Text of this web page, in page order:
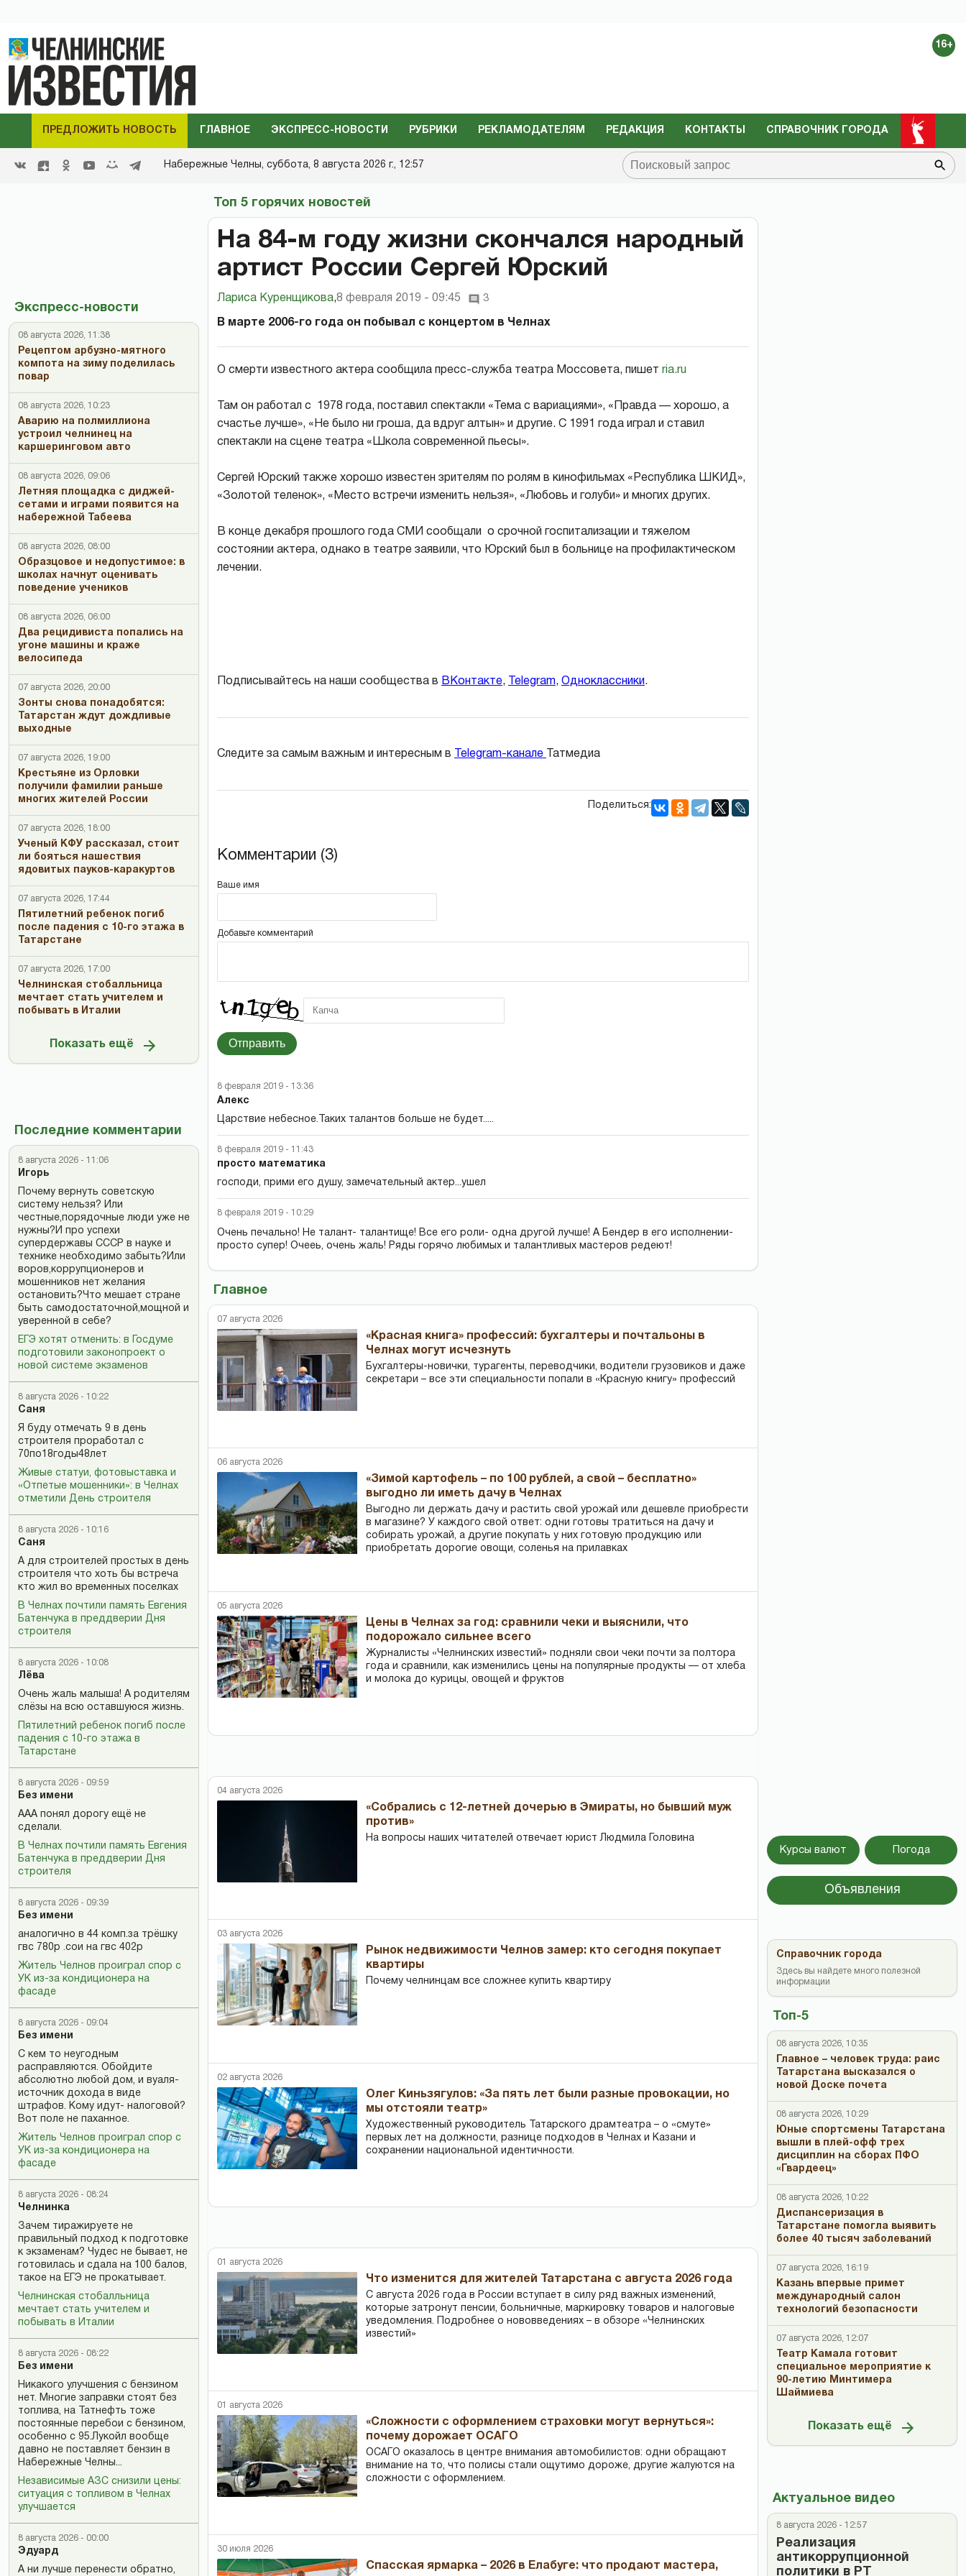
16+
ПРЕДЛОЖИТЬ НОВОСТЬ ГЛАВНОЕ ЭКСПРЕСС-НОВОСТИ РУБРИКИ РЕКЛАМОДАТЕЛЯМ РЕДАКЦИЯ КОНТАКТЫ СПРАВОЧНИК ГОРОДА
Набережные Челны, суббота, 8 августа 2026 г., 12:57
Экспресс-новости
08 августа 2026, 11:38
Рецептом арбузно-мятного
компота на зиму поделилась
повар
08 августа 2026, 10:23
Аварию на полмиллиона
устроил челнинец на
каршеринговом авто
08 августа 2026, 09:06
Летняя площадка с диджей-
сетами и играми появится на
набережной Табеева
08 августа 2026, 08:00
Образцовое и недопустимое: в
школах начнут оценивать
поведение учеников
08 августа 2026, 06:00
Два рецидивиста попались на
угоне машины и краже
велосипеда
07 августа 2026, 20:00
Зонты снова понадобятся:
Татарстан ждут дождливые
выходные
07 августа 2026, 19:00
Крестьяне из Орловки
получили фамилии раньше
многих жителей России
07 августа 2026, 18:00
Ученый КФУ рассказал, стоит
ли бояться нашествия
ядовитых пауков-каракуртов
07 августа 2026, 17:44
Пятилетний ребенок погиб
после падения с 10-го этажа в
Татарстане
07 августа 2026, 17:00
Челнинская стобалльница
мечтает стать учителем и
побывать в Италии
Показать ещё
Последние комментарии
8 августа 2026 - 11:06
Игорь
Почему вернуть советскую
систему нельзя? Или
честные,порядочные люди уже не
нужны?И про успехи
супердержавы СССР в науке и
технике необходимо забыть?Или
воров,коррупционеров и
мошенников нет желания
остановить?Что мешает стране
быть самодостаточной,мощной и
уверенной в себе?
ЕГЭ хотят отменить: в Госдуме
подготовили законопроект о
новой системе экзаменов
8 августа 2026 - 10:22
Саня
Я буду отмечать 9 в день
строителя проработал с
70по18годы48лет
Живые статуи, фотовыставка и
«Отпетые мошенники»: в Челнах
отметили День строителя
8 августа 2026 - 10:16
Саня
А для строителей простых в день
строителя что хоть бы встреча
кто жил во временных поселках
В Челнах почтили память Евгения
Батенчука в преддверии Дня
строителя
8 августа 2026 - 10:08
Лёва
Очень жаль малыша! А родителям
слёзы на всю оставшуюся жизнь.
Пятилетний ребенок погиб после
падения с 10-го этажа в
Татарстане
8 августа 2026 - 09:59
Без имени
ААА понял дорогу ещё не
сделали.
В Челнах почтили память Евгения
Батенчука в преддверии Дня
строителя
8 августа 2026 - 09:39
Без имени
аналогично в 44 комп.за трёшку
гвс 780р .сои на гвс 402р
Житель Челнов проиграл спор с
УК из-за кондиционера на
фасаде
8 августа 2026 - 09:04
Без имени
С кем то неугодным
расправляются. Обойдите
абсолютно любой дом, и вуаля-
источник дохода в виде
штрафов. Кому идут- налоговой?
Вот поле не паханное.
Житель Челнов проиграл спор с
УК из-за кондиционера на
фасаде
8 августа 2026 - 08:24
Челнинка
Зачем тиражируете не
правильный подход к подготовке
к экзаменам? Чудес не бывает, не
готовилась и сдала на 100 балов,
такое на ЕГЭ не прокатывает.
Челнинская стобалльница
мечтает стать учителем и
побывать в Италии
8 августа 2026 - 08:22
Без имени
Никакого улучшения с бензином
нет. Многие заправки стоят без
топлива, на Татнефть тоже
постоянные перебои с бензином,
особенно с 95.Лукойл вообще
давно не поставляет бензин в
Набережные Челны...
Независимые АЗС снизили цены:
ситуация с топливом в Челнах
улучшается
8 августа 2026 - 00:00
Эдуард
А ни лучше перенести обратно,
Топ 5 горячих новостей
На 84-м году жизни скончался народный
артист России Сергей Юрский
Лариса Куренщикова,8 февраля 2019 - 09:45 3
В марте 2006-го года он побывал с концертом в Челнах
О смерти известного актера сообщила пресс-служба театра Моссовета, пишет ria.ru
Там он работал с 1978 года, поставил спектакли «Тема с вариациями», «Правда — хорошо, а
счастье лучше», «Не было ни гроша, да вдруг алтын» и другие. С 1991 года играл и ставил
спектакли на сцене театра «Школа современной пьесы».
Сергей Юрский также хорошо известен зрителям по ролям в кинофильмах «Республика ШКИД»,
«Золотой теленок», «Место встречи изменить нельзя», «Любовь и голуби» и многих других.
В конце декабря прошлого года СМИ сообщали о срочной госпитализации и тяжелом
состоянии актера, однако в театре заявили, что Юрский был в больнице на профилактическом
лечении.
Подписывайтесь на наши сообщества в ВКонтакте, Telegram, Одноклассники.
Следите за самым важным и интересным в Telegram-канале Татмедиа
Поделиться:
Комментарии (3)
Ваше имя
Добавьте комментарий
Отправить
8 февраля 2019 - 13:36
Алекс
Царствие небесное.Таких талантов больше не будет.....
8 февраля 2019 - 11:43
просто математика
господи, прими его душу, замечательный актер...ушел
8 февраля 2019 - 10:29
Очень печально! Не талант- талантище! Все его роли- одна другой лучше! А Бендер в его исполнении-
просто супер! Очееь, очень жаль! Ряды горячо любимых и талантливых мастеров редеют!
Главное
07 августа 2026
«Красная книга» профессий: бухгалтеры и почтальоны в
Челнах могут исчезнуть
Бухгалтеры-новички, тур­агенты, переводчики, водители грузовиков и даже
секретари – все эти специальности попали в «Красную книгу» профессий
06 августа 2026
«Зимой картофель – по 100 рублей, а свой – бесплатно»
выгодно ли иметь дачу в Челнах
Выгодно ли держать дачу и растить свой урожай или дешевле приобрести
в магазине? У каждого свой ответ: одни готовы тратиться на дачу и
собирать урожай, а другие покупать у них готовую продукцию или
приобретать дорогие овощи, соленья на прилавках
05 августа 2026
Цены в Челнах за год: сравнили чеки и выяснили, что
подорожало сильнее всего
Журналисты «Челнинских известий» подняли свои чеки почти за полтора
года и сравнили, как изменились цены на популярные продукты — от хлеба
и молока до курицы, овощей и фруктов
04 августа 2026
«Собрались с 12-летней дочерью в Эмираты, но бывший муж
против»
На вопросы наших читателей отвечает юрист Людмила Головина
03 августа 2026
Рынок недвижимости Челнов замер: кто сегодня покупает
квартиры
Почему челнинцам все сложнее купить квартиру
02 августа 2026
Олег Киньзягулов: «За пять лет были разные провокации, но
мы отстояли театр»
Художественный руководитель Татарского драмтеатра – о «смуте»
первых лет на должности, разнице подходов в Челнах и Казани и
сохранении национальной идентичности.
01 августа 2026
Что изменится для жителей Татарстана с августа 2026 года
С августа 2026 года в России вступает в силу ряд важных изменений,
которые затронут пенсии, больничные, маркировку товаров и налоговые
уведомления. Подробнее о нововведениях – в обзоре «Челнинских
известий»
01 августа 2026
«Сложности с оформлением страховки могут вернуться»:
почему дорожает ОСАГО
ОСАГО оказалось в центре внимания автомобилистов: одни обращают
внимание на то, что полисы стали ощутимо дороже, другие жалуются на
сложности с оформлением.
30 июля 2026
Спасская ярмарка – 2026 в Елабуге: что продают мастера,
Курсы валют Погода
Объявления
Топ-5
08 августа 2026, 10:35
Главное – человек труда: раис
Татарстана высказался о
новой Доске почета
08 августа 2026, 10:29
Юные спортсмены Татарстана
вышли в плей-офф трех
дисциплин на сборах ПФО
«Гвардеец»
08 августа 2026, 10:22
Диспансеризация в
Татарстане помогла выявить
более 40 тысяч заболеваний
07 августа 2026, 16:19
Казань впервые примет
международный салон
технологий безопасности
07 августа 2026, 12:07
Театр Камала готовит
специальное мероприятие к
90-летию Минтимера
Шаймиева
Показать ещё
Актуальное видео
8 августа 2026 - 12:57
Реализация
антикоррупционной
политики в РТ
Справочник города
Здесь вы найдете много полезной
информации